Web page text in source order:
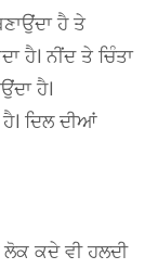
ਹੈ ਤੇ
ਹੈ। ਨੀਂਦ ਤੇ ਚਿੰਤਾ
ਹੈ।
ਦਿਲ ਦੀਆਂ
ਕਦੇ ਵੀ ਹਲਦੀ